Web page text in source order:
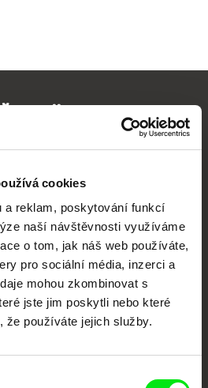
cookies
a reklam, poskytování funkcí
naší návštěvnosti využíváme
o tom, jak náš web používáte,
pro sociální média, inzerci a
mohou zkombinovat s
jste jim poskytli nebo které
že používáte jejich služby.
kino
filmy
týden
tvůrčí spolupráce 7 klíčových evropských
do Doc Alliance. Naším cílem je
filmu, propagovat jeho rozmanitost a
kvalitní autorské filmy.
Doc Alliance